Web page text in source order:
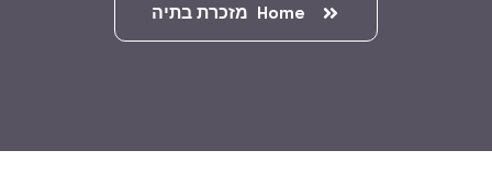
Home מזכרת בתיה